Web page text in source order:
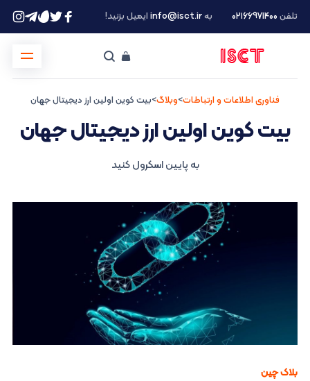
تلفن ۰۲۱66971400 بهinfo@isct.irایمیل بزنید!
فناوری اطلاعات و ارتباطات>وبلاگ>بیت کوین اولین ارز دیجیتال جهان
بیت کوین اولین ارز دیجیتال جهان
به پایین اسکرول کنید
بلاک چین